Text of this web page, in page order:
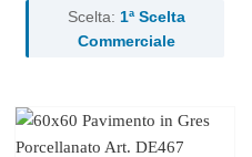
Scelta: 1ª Scelta
Commerciale